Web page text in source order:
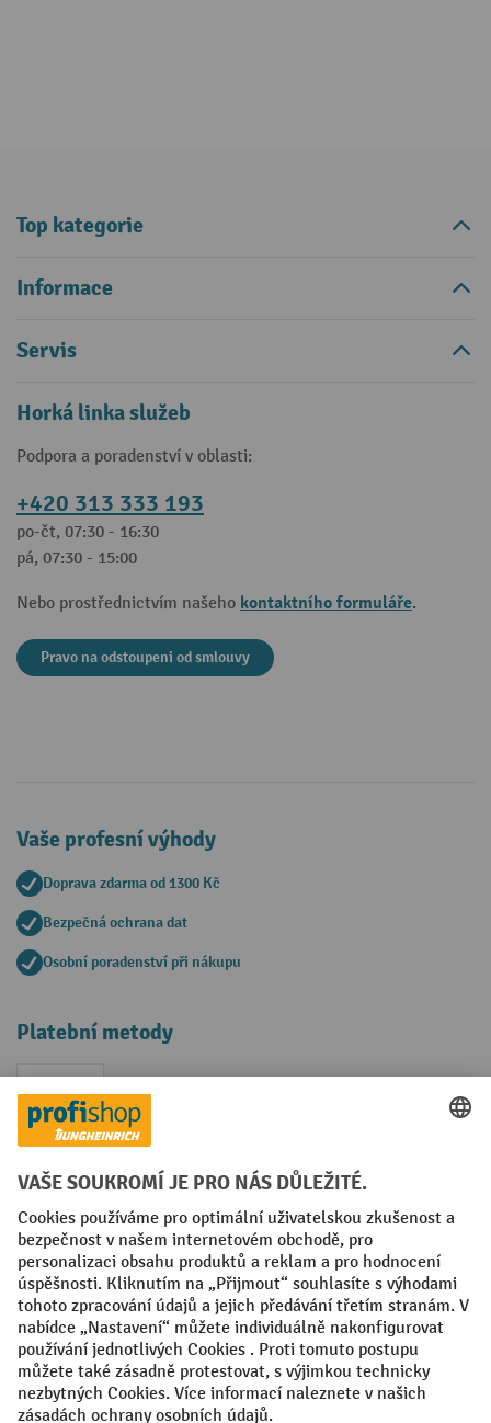
Top kategorie
Informace
Servis
Horká linka služeb
Podpora a poradenství v oblasti:
+420 313 333 193
po-čt, 07:30 - 16:30
pá, 07:30 - 15:00
Nebo prostřednictvím našeho kontaktního formuláře.
Pravo na odstoupeni od smlouvy
Vaše profesní výhody
Doprava zdarma od 1300 Kč
Bezpečná ochrana dat
Osobní poradenství při nákupu
Platební metody
Faktura
Sociální sítě
Facebook
YouTubeLinkedIn
VODP Otisk
Prohlášení o ochraně osobních údajů
Nastavení ochrany osobních údajů